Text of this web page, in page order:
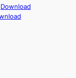
Download